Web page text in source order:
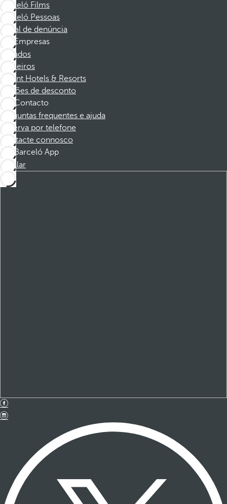
Barceló Films
Barceló Pessoas
Canal de denúncia
Empresas
Afiliados
Parceiros
Dorint Hotels & Resorts
Cupões de desconto
Contacto
Perguntas frequentes e ajuda
Reserva por telefone
Contacte connosco
Barceló App
Instalar